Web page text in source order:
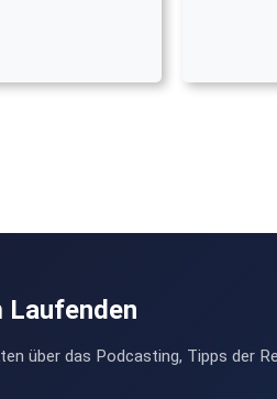
Laufenden
über das Podcasting, Tipps der